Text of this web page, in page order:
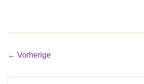
← Vorherige